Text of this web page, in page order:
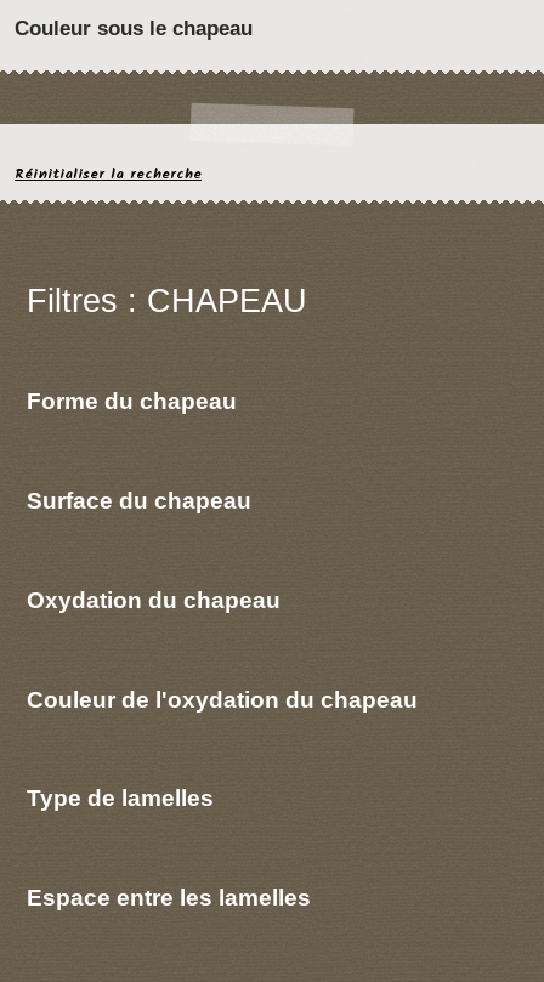
Couleur sous le chapeau
Réinitialiser la recherche
Filtres : CHAPEAU
Forme du chapeau
Surface du chapeau
Oxydation du chapeau
Couleur de l'oxydation du chapeau
Type de lamelles
Espace entre les lamelles